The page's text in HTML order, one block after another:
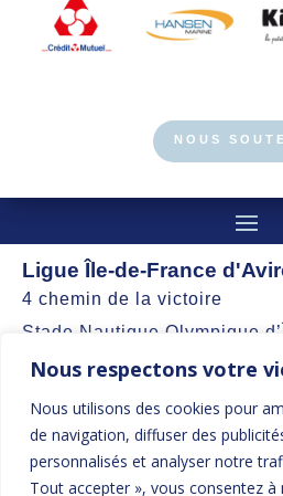
Nous respectons votre
Nous utilisons des cookies pour
de navigation, diffuser des
personnalisés et analyser notre
Tout accepter », vous consentez
NOUS
Ligue Île-de-France
4 chemin de la victoire
Stade Nautique Olympique
77360 Vaires-sur-Marne
contact@aviron-
Suivez nos actualités et